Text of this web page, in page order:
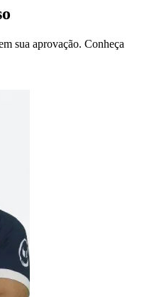
sua aprovação. Conheça